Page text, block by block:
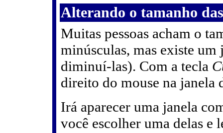
Alterando o tamanho
Muitas pessoas acham o
minúsculas, mas existe
diminuí-las). Com a tecla
direito do mouse na janela
Irá aparecer uma janela
você escolher uma delas e